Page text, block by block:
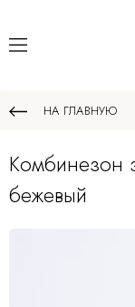
НА ГЛАВНУЮ
Комбинезон
бежевый